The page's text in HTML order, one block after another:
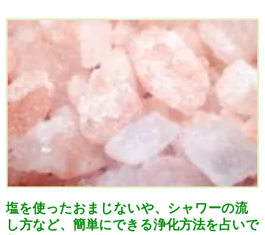
塩を使ったおまじないや、シャワーの流
し方など、簡単にできる浄化方法を占いで